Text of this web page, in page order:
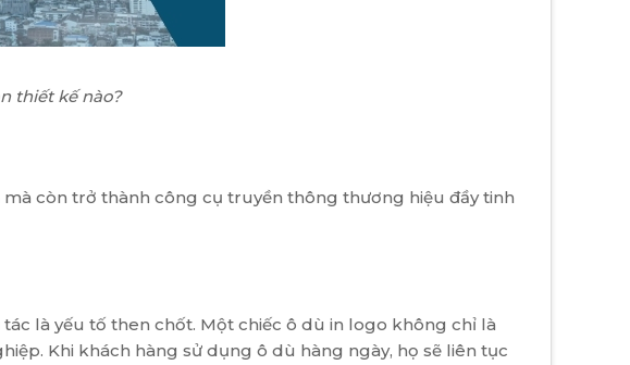
thiết kế nào?
còn trở thành công cụ truyền thông thương hiệu đầy tinh
là yếu tố then chốt. Một chiếc ô dù in logo không chỉ là
Khi khách hàng sử dụng ô dù hàng ngày, họ sẽ liên tục